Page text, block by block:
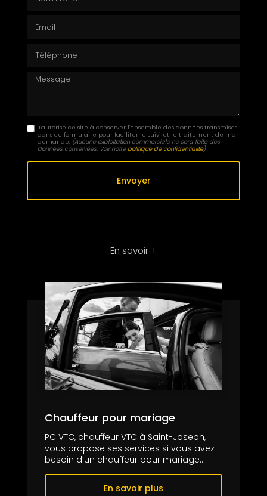
Message
J'autorise ce site à conserver l'ensemble des données transmises
dans ce formulaire pour faciliter le suivi et le traitement de ma
demande. (Aucune exploitation commerciale ne sera faite des
données conservées. Voir notrepolitique de confidentialité)
En savoir +
Chauffeur pour mariage
PC VTC, chauffeur VTC à Saint-Joseph,
vous propose ses services si vous avez
besoin d’un chauffeur pour mariage....
En savoir plus